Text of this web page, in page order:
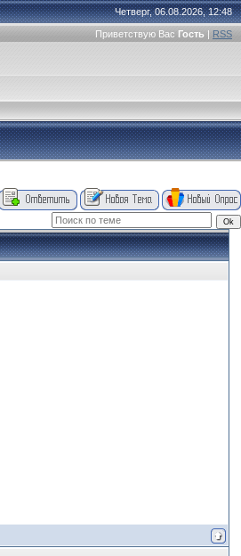
Четверг, 06.08.2026, 12:48
Приветствую Вас Гость | RSS